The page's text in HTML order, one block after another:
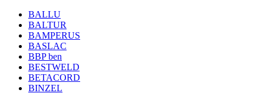
BALLU
BALTUR
BAMPERUS
BASLAC
BBP ben
BESTWELD
BETACORD
BINZEL